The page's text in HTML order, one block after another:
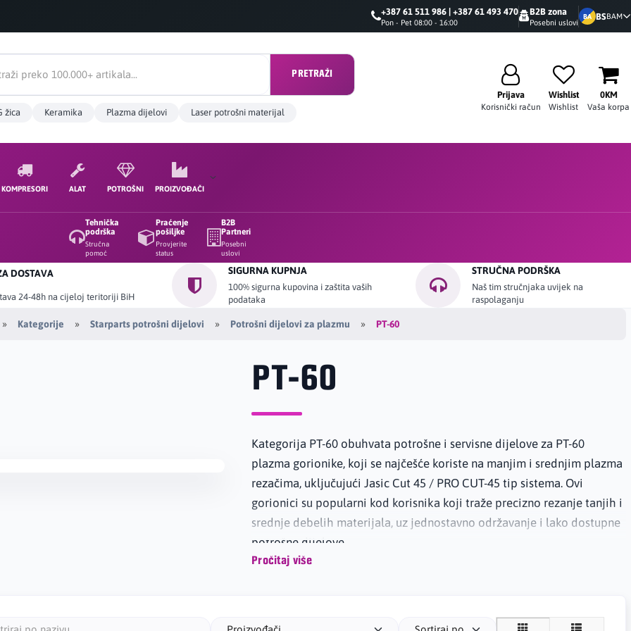
+387 61 511 986 | +387 61 493 470
Pon - Pet 08:00 - 16:00
B2B zona
Posebni uslovi
BA BSBAM
PRETRAŽI
žica Keramika Plazma dijelovi Laser potrošni materijal
Prijava
Korisnički račun
Wishlist
Wishlist
0KM
Vaša korpa
KOMPRESORI ALAT POTROŠNI PROIZVOĐAČI
Tehnička
podrška
Stručna
pomoć
Praćenje
pošiljke
Provjerite
status
B2B
Partneri
Posebni
uslovi
DOSTAVA
24-48h na cijeloj teritoriji BiH
SIGURNA KUPNJA
100% sigurna kupovina i zaštita vaših
podataka
STRUČNA PODRŠKA
Naš tim stručnjaka uvijek na
raspolaganju
Kategorije Starparts potrošni dijelovi Potrošni dijelovi za plazmu PT-60
PT-60
Kategorija PT-60 obuhvata potrošne i servisne dijelove za PT-60
plazma gorionike, koji se najčešće koriste na manjim i srednjim plazma
rezačima, uključujući Jasic Cut 45 / PRO CUT-45 tip sistema. Ovi
gorionici su popularni kod korisnika koji traže precizno rezanje tanjih i
srednje debelih materijala, uz jednostavno održavanje i lako dostupne
potrošne dijelove.
Pročitaj više